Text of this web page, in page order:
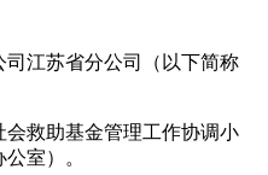
江苏省分公司（以下简称
救助基金管理工作协调小
室）。